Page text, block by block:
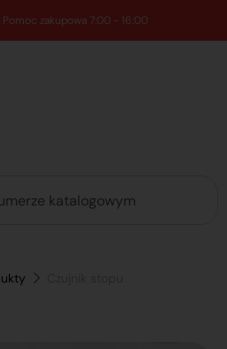
zakupowa 7:00 - 16:00